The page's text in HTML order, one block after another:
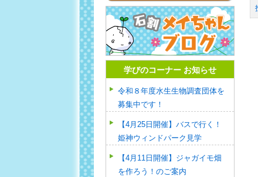
学びのコーナー お知らせ
令和８年度水生生物調査団体を
募集中です！
【4月25日開催】バスで行く！
姫神ウィンドパーク見学
【4月11日開催】ジャガイモ畑
を作ろう！のご案内